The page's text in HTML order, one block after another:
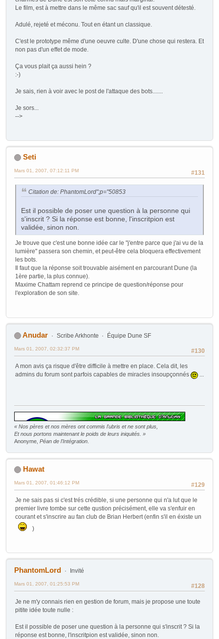
Le film, est à mettre dans le même sac sauf qu'il est souvent détesté.
Adulé, rejeté et méconu. Tout en étant un classique.
C'est le prototype même d'une oeuvre culte. D'une chose qui restera. Et
non pas d'un effet de mode.
Ça vous plait ça aussi hein ?
:-)
Je sais, rien à voir avec le post de l'attaque des bots.......
Je sors...
-->
Seti
#131
Mars 01, 2007, 07:12:11 PM
Citation de: PhantomLord";p="50853
Est il possible de poser une question à la personne qui
s'inscrit ? Si la réponse est bonne, l'inscritpion est
validée, sinon non.
Je trouve que c'est une bonne idée car le "j'entre parce que j'ai vu de la
lumière" passera son chemin, et peut-être cela bloquera effectivement
les bots.
Il faut que la réponse soit trouvable aisément en parcourant Dune (la
1ère partie, la plus connue).
Maxime Chattam reprend ce principe de question/réponse pour
l'exploration de son site.
Anudar Scribe Arkhonte Équipe Dune SF
#130
Mars 01, 2007, 02:32:37 PM
A mon avis ça risque d'être difficile à mettre en place. Cela dit, les
admins du forum sont parfois capables de miracles insoupçonnés
...
« Nos pères et nos mères ont commis l'ubris et ne sont plus,
Et nous portons maintenant le poids de leurs iniquités. »
Anonyme, Péan de l'Intégration
Hawat
#129
Mars 01, 2007, 01:46:12 PM
Je ne sais pas si c'est trés crédible, si une personne qui n'a lut que le
premier livre tombe sur cette qustion précisément, elle va s'enfuir en
courant et s'inscrire au fan club de Brian Herbert (enfin s'il en éxiste un
)
PhantomLord Invité
#128
Mars 01, 2007, 01:25:53 PM
Je ne m'y connais rien en gestion de forum, mais je propose une toute
pitite idée toute nulle :
Est il possible de poser une question à la personne qui s'inscrit ? Si la
réponse est bonne, l'inscritpion est validée, sinon non.